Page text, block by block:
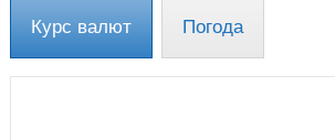
Курс валют Погода